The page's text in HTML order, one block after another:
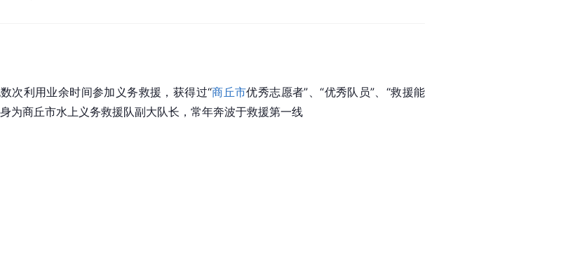
次利用业余时间参加义务救援，获得过“商丘市优秀志愿者”、“优秀队员”、“救援能
为商丘市水上义务救援队副大队长，常年奔波于救援第一线